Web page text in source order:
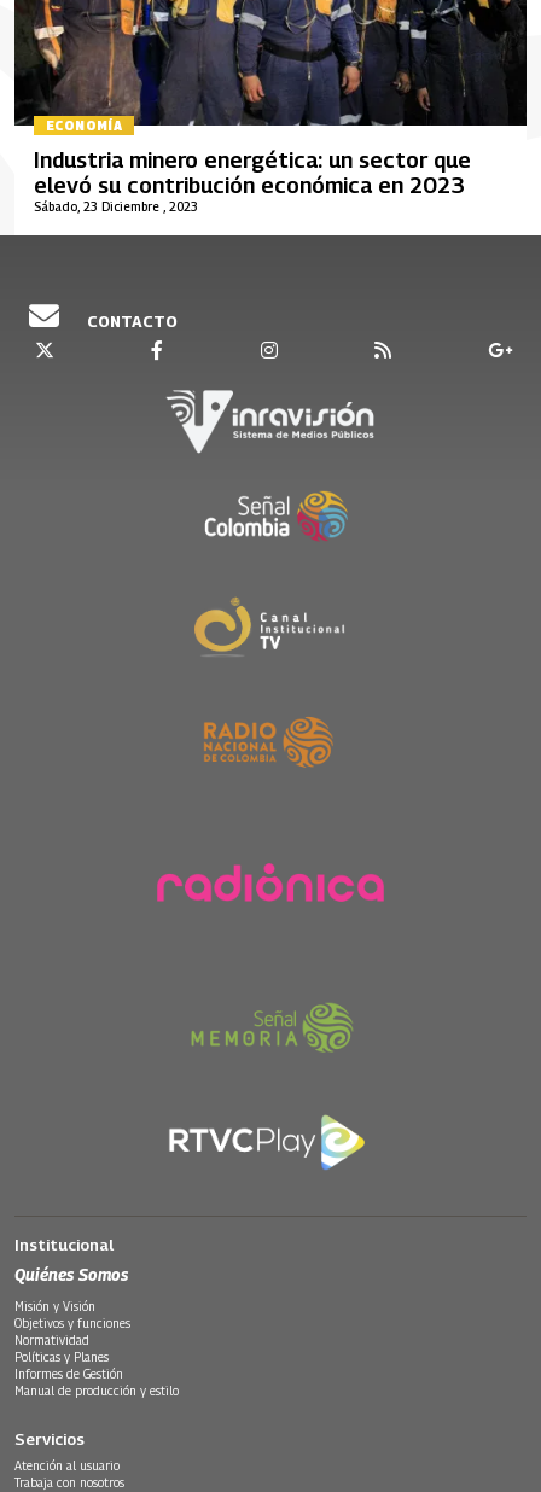
ECONOMÍA
Sábado, 23 Diciembre , 2023
Industria minero energética: un sector que
elevó su contribución económica en 2023
CONTACTO
Institucional
Quiénes Somos
Misión y Visión
Objetivos y funciones
Normatividad
Políticas y Planes
Informes de Gestión
Manual de producción y estilo
Servicios
Atención al usuario
Trabaja con nosotros